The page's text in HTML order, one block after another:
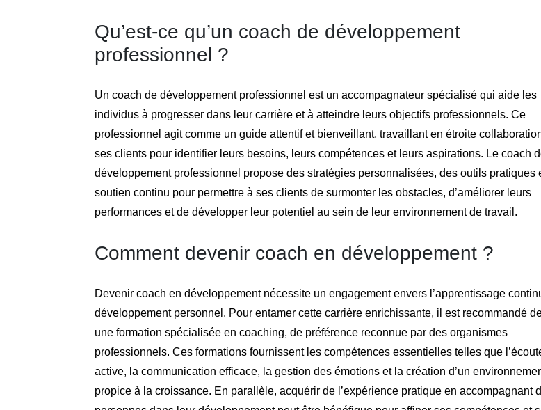
Qu’est-ce qu’un coach de développement
professionnel ?
Un coach de développement professionnel est un accompagnateur spécialisé qui aide les
individus à progresser dans leur carrière et à atteindre leurs objectifs professionnels. Ce
professionnel agit comme un guide attentif et bienveillant, travaillant en étroite
ses clients pour identifier leurs besoins, leurs compétences et leurs aspirations. Le coach
développement professionnel propose des stratégies personnalisées, des outils pratiques
soutien continu pour permettre à ses clients de surmonter les obstacles, d’améliorer leurs
performances et de développer leur potentiel au sein de leur environnement de travail.
Comment devenir coach en développement ?
Devenir coach en développement nécessite un engagement envers l’apprentissage
développement personnel. Pour entamer cette carrière enrichissante, il est recommandé
une formation spécialisée en coaching, de préférence reconnue par des organismes
professionnels. Ces formations fournissent les compétences essentielles telles que
active, la communication efficace, la gestion des émotions et la création d’un
propice à la croissance. En parallèle, acquérir de l’expérience pratique en accompagnant